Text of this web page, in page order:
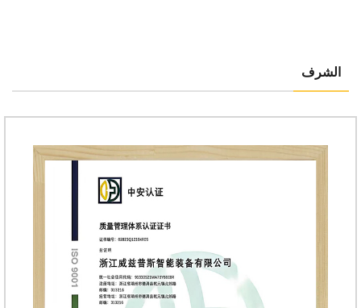
الشرف